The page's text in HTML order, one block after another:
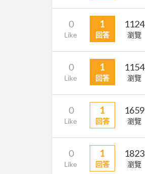
0
Like
1
回答
1124
瀏覽
0
Like
1
回答
1154
瀏覽
0
Like
1
回答
1659
瀏覽
0
Like
1
回答
1823
瀏覽